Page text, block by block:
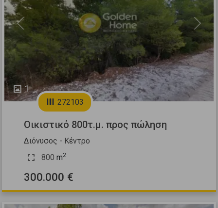
1
Previous Next
272103
Οικιστικό 800τ.μ. προς πώληση
Διόνυσος - Κέντρο
800 m2
300.000 €